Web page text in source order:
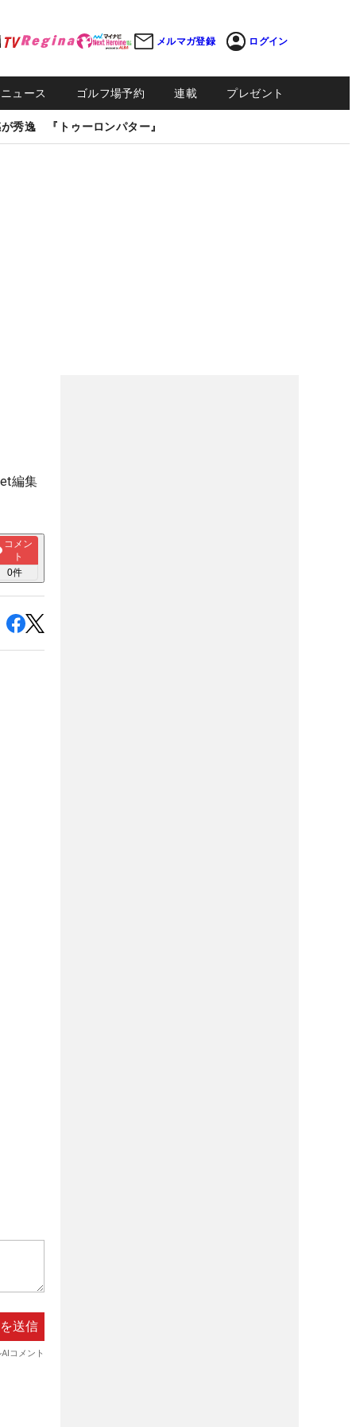
メルマガ登録 ログイン
ュース ゴルフ場予約 連載 プレゼント
秀逸 『トゥーロンパター』
編集
コメン
ト
0件